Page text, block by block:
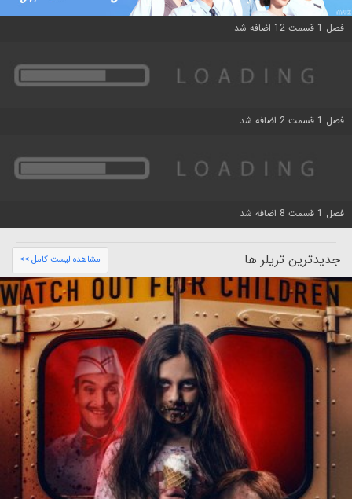
فصل 1 قسمت 12 اضافه شد
فصل 1 قسمت 2 اضافه شد
فصل 1 قسمت 8 اضافه شد
جدیدترین تریلر ها مشاهده لیست کامل >>